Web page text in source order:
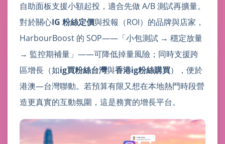
自助面板支援小額起投，適合先做 A/B 測試再擴量。
對於關心IG 粉絲定價與投報（ROI）的品牌與店家，
HarbourBoost 的 SOP——「小包測試 → 穩定放量
→ 監控期補量」——可降低掉量風險；同時支援跨
區增長（如ig買粉絲台灣與香港ig粉絲購買），便於
港澳—台灣聯動。若預算有限又想在本地熱門時段營
造更真實的互動氛圍，這是務實的增長平台。